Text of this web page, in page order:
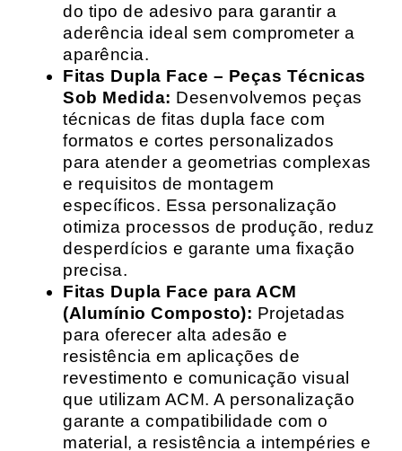
do tipo de adesivo para garantir a
aderência ideal sem comprometer a
aparência.
Fitas Dupla Face – Peças Técnicas
Sob Medida: Desenvolvemos peças
técnicas de fitas dupla face com
formatos e cortes personalizados
para atender a geometrias complexas
e requisitos de montagem
específicos. Essa personalização
otimiza processos de produção, reduz
desperdícios e garante uma fixação
precisa.
Fitas Dupla Face para ACM
(Alumínio Composto): Projetadas
para oferecer alta adesão e
resistência em aplicações de
revestimento e comunicação visual
que utilizam ACM. A personalização
garante a compatibilidade com o
material, a resistência a intempéries e